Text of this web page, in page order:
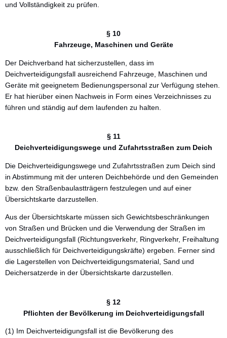
und Vollständigkeit zu prüfen.
§ 10
Fahrzeuge, Maschinen und Geräte
Der Deichverband hat sicherzustellen, dass im
Deichverteidigungsfall ausreichend Fahrzeuge, Maschinen und
Geräte mit geeignetem Bedienungspersonal zur Verfügung stehen.
Er hat hierüber einen Nachweis in Form eines Verzeichnisses zu
führen und ständig auf dem laufenden zu halten.
§ 11
Deichverteidigungswege und Zufahrtsstraßen zum Deich
Die Deichverteidigungswege und Zufahrtsstraßen zum Deich sind
in Abstimmung mit der unteren Deichbehörde und den Gemeinden
bzw. den Straßenbaulastträgern festzulegen und auf einer
Übersichtskarte darzustellen.
Aus der Übersichtskarte müssen sich Gewichtsbeschränkungen
von Straßen und Brücken und die Verwendung der Straßen im
Deichverteidigungsfall (Richtungsverkehr, Ringverkehr, Freihaltung
ausschließlich für Deichverteidigungskräfte) ergeben. Ferner sind
die Lagerstellen von Deichverteidigungsmaterial, Sand und
Deichersatzerde in der Übersichtskarte darzustellen.
§ 12
Pflichten der Bevölkerung im Deichverteidigungsfall
(1) Im Deichverteidigungsfall ist die Bevölkerung des